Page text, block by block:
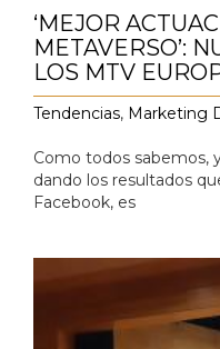
‘MEJOR
METAVERSO’:
LOS MTV
Tendencias, Marketing
Como todos sabemos,
dando los resultados
Facebook, es